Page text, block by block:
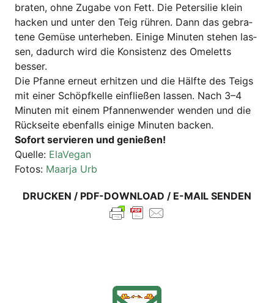
bra­ten, ohne Zuga­be von Fett. Die Peter­si­lie klein
hacken und unter den Teig rüh­ren. Dann das gebra­
te­ne Gemü­se unter­he­ben. Eini­ge Minu­ten ste­hen las­
sen, dadurch wird die Kon­sis­tenz des Ome­letts
besser.
Die Pfan­ne erneut erhit­zen und die Hälf­te des Teigs
mit einer Schöpf­kel­le ein­flie­ßen las­sen. Nach 3–4
Minu­ten mit einem Pfan­nen­wen­der wen­den und die
Rück­sei­te eben­falls eini­ge Minu­ten backen.
Sofort ser­vie­ren und genießen!
Quel­le: Ela­Vegan
Fotos: Maar­ja Urb
DRUCKEN / PDF-DOWNLOAD / E-MAIL SENDEN